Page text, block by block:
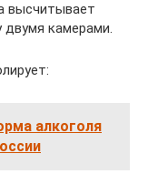
высчитывает
камерами.
алкоголя